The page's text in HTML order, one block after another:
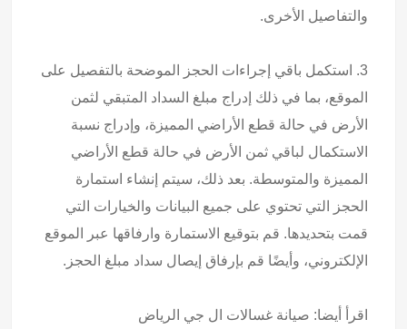
والتفاصيل الأخرى.
3. استكمل باقي إجراءات الحجز الموضحة بالتفصيل على
الموقع، بما في ذلك إدراج مبلغ السداد المتبقي لثمن
الأرض في حالة قطع الأراضي المميزة، وإدراج نسبة
الاستكمال لباقي ثمن الأرض في حالة قطع الأراضي
المميزة والمتوسطة. بعد ذلك، سيتم إنشاء استمارة
الحجز التي تحتوي على جميع البيانات والخيارات التي
قمت بتحديدها. قم بتوقيع الاستمارة وارفاقها عبر الموقع
الإلكتروني، وأيضًا قم بإرفاق إيصال سداد مبلغ الحجز.
اقرأ أيضا: صيانة غسالات ال جي الرياض